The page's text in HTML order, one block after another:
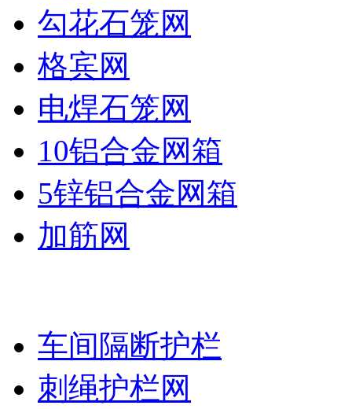
勾花石笼网
格宾网
电焊石笼网
10铝合金网箱
5锌铝合金网箱
加筋网
车间隔断护栏
刺绳护栏网